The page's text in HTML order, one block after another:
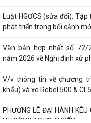
Luật HGƠCS (sửa đổi):
phát triển trong bối cảnh
Văn bản hợp nhất số 72/
năm 2026 về Nghị định xử
V/v thông tin về chương
khẩu) và xe Rebel 500 &
PHƯỜNG LÊ ĐẠI HÀNH
VỤ CÔNG TRỰC TUYẾN